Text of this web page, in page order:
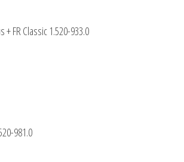
+ FR Classic 1.520-933.0
981.0